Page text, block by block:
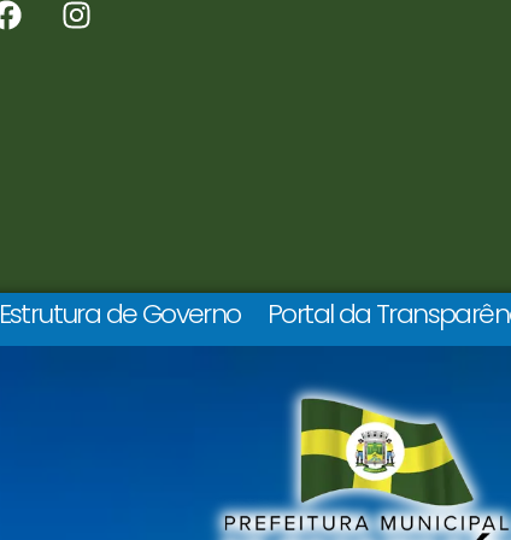
Estrutura de Governo Portal da